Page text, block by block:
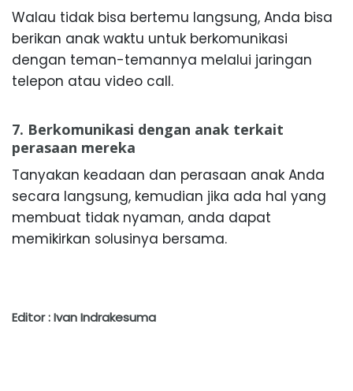
Walau tidak bisa bertemu langsung, Anda bisa
berikan anak waktu untuk berkomunikasi
dengan teman-temannya melalui jaringan
telepon atau video call.
7. Berkomunikasi dengan anak terkait
perasaan mereka
Tanyakan keadaan dan perasaan anak Anda
secara langsung, kemudian jika ada hal yang
membuat tidak nyaman, anda dapat
memikirkan solusinya bersama.
Editor : Ivan Indrakesuma